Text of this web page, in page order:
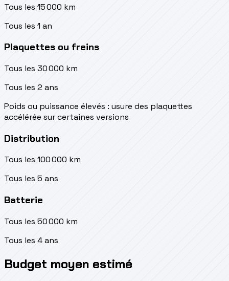
Tous les 15 000 km
Tous les 1 an
Plaquettes ou freins
Tous les 30 000 km
Tous les 2 ans
Poids ou puissance élevés : usure des plaquettes
accélérée sur certaines versions
Distribution
Tous les 100 000 km
Tous les 5 ans
Batterie
Tous les 50 000 km
Tous les 4 ans
Budget moyen estimé